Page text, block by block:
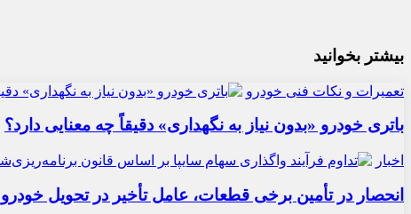
بیشتر بخوانید
تعمیرات و نکات فنی خودرو
باتری خودرو «بدون نیاز به نگهداری» دقیقاً چه معنایی دارد؟
اخبار
انحصار در تأمین برخی قطعات، عامل تأخیر در تحویل خودرو